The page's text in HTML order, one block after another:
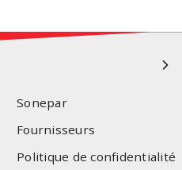
Sonepar
Fournisseurs
Politique de confidentialité